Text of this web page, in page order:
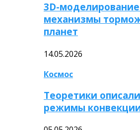
3D-
механизмы
планет
14.05.2026
Космос
Теоретики
режимы